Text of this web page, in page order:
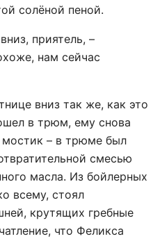
солёной пеной.
приятель, –
нам сейчас
вниз так же, как это
в трюм, ему снова
мостик – в трюме был
смесью
масла. Из бойлерных
всему, стоял
крутящих гребные
что Феликса